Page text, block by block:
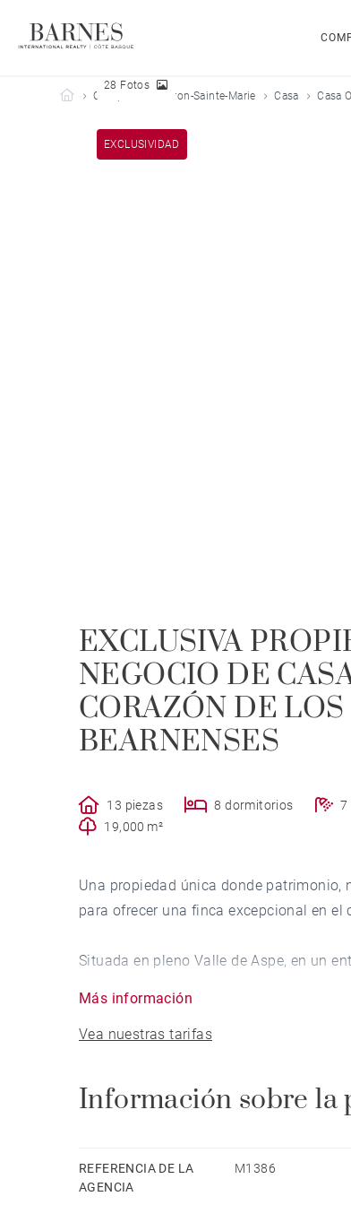
Barnes Côte Basque
Comprar Oloron-Sainte-Marie Casa Casa
EXCLUSIVIDAD
28 Fotos
EXCLUSIVA
NEGOCIO DE
CORAZÓN DE
BEARNENSES
13 piezas 8 dormitorios 7
19,000 m²
Una propiedad única donde patrimonio,
para ofrecer una finca excepcional en el
Situada en pleno Valle de Aspe, en un
la propiedad conserva todo el encanto
de madera, amplios espacios y
Dominando el valle desde una posición
Más información
Vea nuestras tarifas
Información sobre la
REFERENCIA DE LA
AGENCIA
M1386